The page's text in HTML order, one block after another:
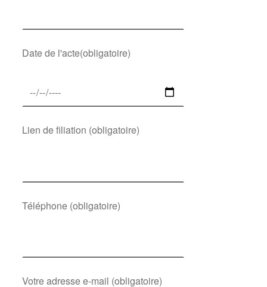
Date de l'acte(obligatoire)
Lien de filiation (obligatoire)
Téléphone (obligatoire)
Votre adresse e-mail (obligatoire)